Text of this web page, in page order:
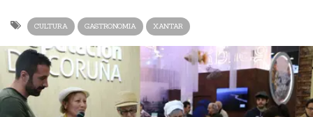
CULTURA GASTRONOMIA XANTAR